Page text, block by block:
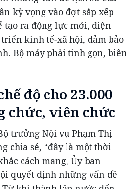
kỳ vọng vào đợt sắp xếp
tạo ra động lực mới, diện
kinh tế-xã hội, đảm bảo
Bộ máy phải tinh gọn, biên
độ cho 23.000
chức, viên chức
trưởng Nội vụ Phạm Thị
chia sẻ, “đây là một thời
cách mạng, Ủy ban
quyết định những vấn đề